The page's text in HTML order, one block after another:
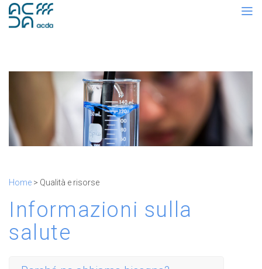
Home > Qualità e risorse
Informazioni sulla
salute